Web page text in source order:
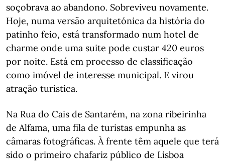
soçobrava ao abandono. Sobreviveu novamente.
Hoje, numa versão arquitetónica da história do
patinho feio, está transformado num hotel de
charme onde uma suite pode custar 420 euros
por noite. Está em processo de classificação
como imóvel de interesse municipal. E virou
atração turística.
Na Rua do Cais de Santarém, na zona ribeirinha
de Alfama, uma fila de turistas empunha as
câmaras fotográficas. À frente têm aquele que terá
sido o primeiro chafariz público de Lisboa